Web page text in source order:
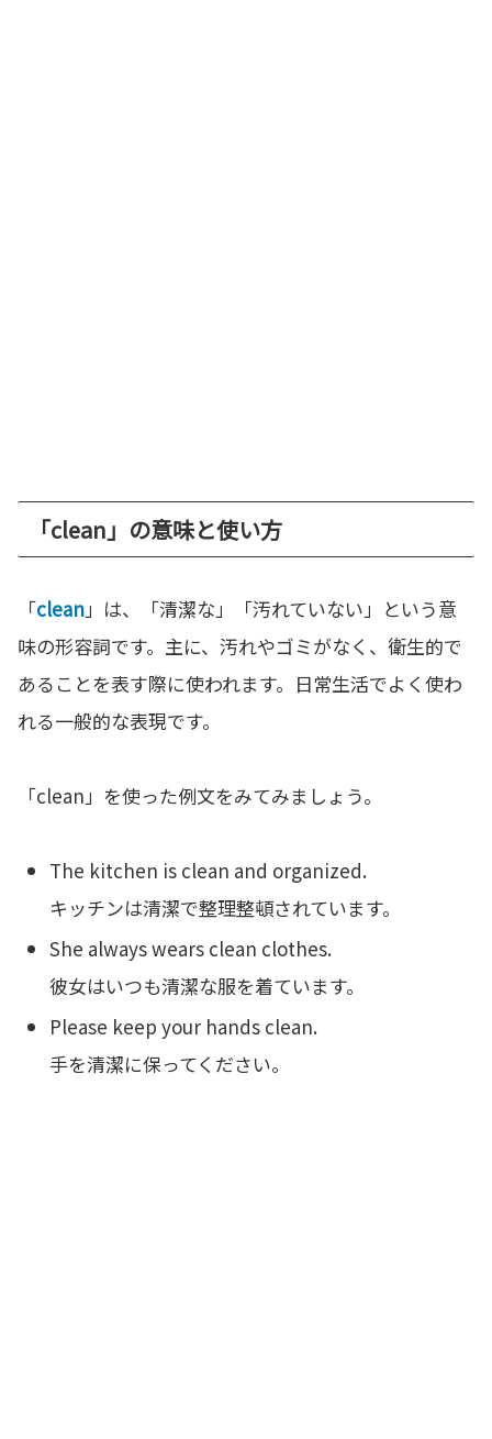
「clean」の意味と使い方
「clean」は、「清潔な」「汚れていない」という意
味の形容詞です。主に、汚れやゴミがなく、衛生的で
あることを表す際に使われます。日常生活でよく使わ
れる一般的な表現です。
「clean」を使った例文をみてみましょう。
The kitchen is clean and organized.
キッチンは清潔で整理整頓されています。
She always wears clean clothes.
彼女はいつも清潔な服を着ています。
Please keep your hands clean.
手を清潔に保ってください。